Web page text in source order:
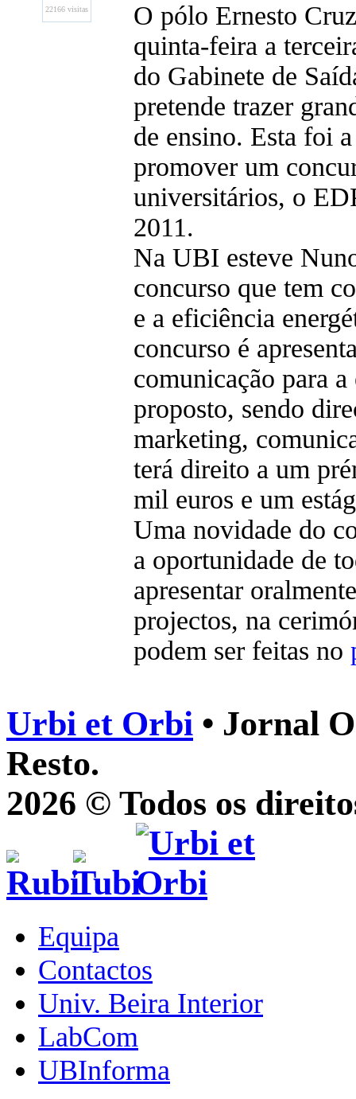
22166 visitas
O pólo Ernesto
quinta-feira a
do Gabinete de
pretende trazer
de ensino. Esta foi
promover um
universitários, o
2011.
Na UBI esteve
concurso que tem
e a eficiência
concurso é
comunicação para a
proposto, sendo
marketing,
terá direito a um
mil euros e um
Uma novidade do
a oportunidade de
apresentar
projectos, na
podem ser feitas no
Urbi et Orbi • Jornal
Resto.
2026 © Todos os
Equipa
Contactos
Univ. Beira Interior
LabCom
UBInforma